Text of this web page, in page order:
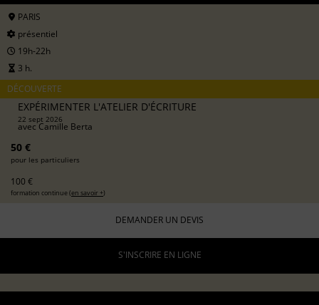
PARIS
présentiel
19h-22h
3 h.
DÉCOUVERTE
EXPÉRIMENTER L'ATELIER D'ÉCRITURE
22 sept 2026
avecCamille Berta
50 €
pour les particuliers
100 €
formation continue (en savoir +)
DEMANDER UN DEVIS
S'INSCRIRE EN LIGNE